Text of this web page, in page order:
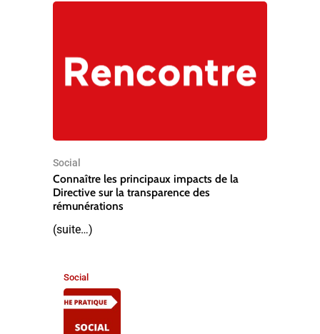
Social
Connaître les principaux impacts de la
Directive sur la transparence des
rémunérations
(suite…)
Social